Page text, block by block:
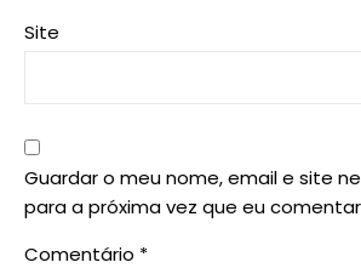
Site
Guardar o meu nome, email e site
para a próxima vez que eu
Comentário *